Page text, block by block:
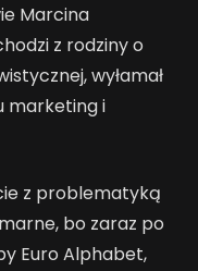
Marcina
z rodziny o
wyłamał
marketing i
z problematyką
bo zaraz po
Euro Alphabet,